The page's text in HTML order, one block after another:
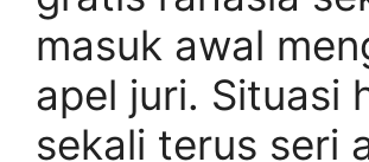
masuk awal
apel juri. Situasi
sekali terus seri